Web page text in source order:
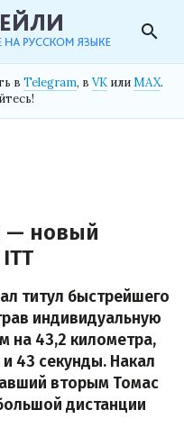
search
в Telegram, в VK илиMAX.
— новый
титул быстрейшего
индивидуальную
на 43,2 километра,
43 секунды. Накал
вторым Томас
дистанции